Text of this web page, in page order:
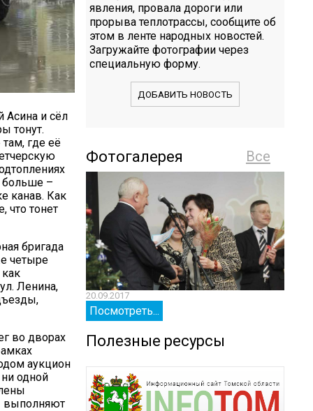
Асина и сёл
тонут.
где её
больше –
канав. Как
что тонет
бригада
четыре
Ленина,
во дворах
аукцион
одной
выполняют
явления, провала дороги или
прорыва теплотрассы, сообщите об
этом в ленте народных новостей.
Загружайте фотографии через
специальную форму.
ДОБАВИТЬ НОВОСТЬ
Все
Фотогалерея
20.09.2017
Посмотреть...
Полезные ресурсы